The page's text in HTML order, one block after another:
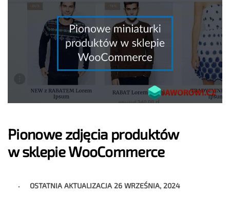
Pionowe zdjęcia produktów
w sklepie WooCommerce
OSTATNIA AKTUALIZACJA 26 WRZEŚNIA, 2024